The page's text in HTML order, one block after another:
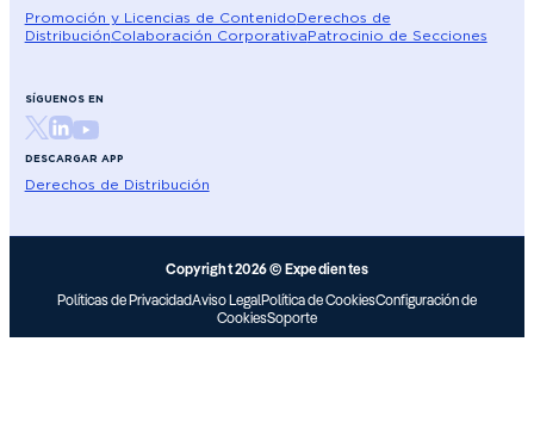
Promoción y Licencias de ContenidoDerechos de
DistribuciónColaboración CorporativaPatrocinio de Secciones
SÍGUENOS EN
DESCARGAR APP
Derechos de Distribución
Copyright 2026 © Expedientes
Políticas de PrivacidadAviso LegalPolítica de CookiesConfiguración de
CookiesSoporte